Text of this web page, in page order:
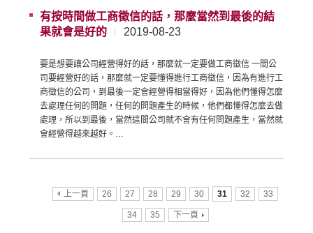
有按時間做工商徵信的話，那麼當然到最後的結
果就會是好的
2019-08-23
要是想要讓公司經營得好的話，那麼就一定要做工商徵信 一間公
司要經營好的話，那麼就一定要懂得進行工商徵信，因為有進行工
商徵信的公司，到最後一定會經營得相當得好，因為他們懂得怎麼
去處理任何的問題，任何的問題產生的時候，他們都懂得怎麼去做
處理，所以到最後，當然這間公司就不會有任何問題產生，當然就
會經營得越來越好。…
上一頁 26 27 28 29 30 31 32 33
34 35 下一頁